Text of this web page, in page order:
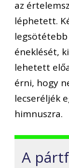
az
léphetett.
éneklését,
lehetett
érni, hogy
lecseréljék
himnuszra.
A